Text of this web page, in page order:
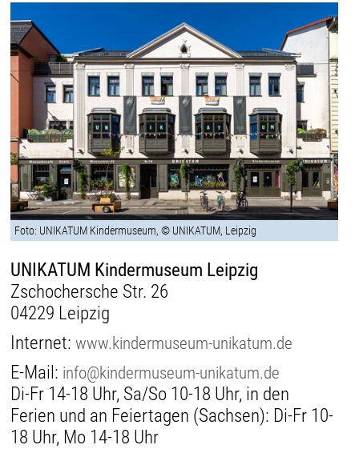
Foto: UNIKATUM Kindermuseum, © UNIKATUM, Leipzig
UNIKATUM Kindermuseum Leipzig
Zschochersche Str. 26
04229 Leipzig
Internet:www.kindermuseum-unikatum.de
E-Mail: info@kindermuseum-unikatum.de
Di-Fr 14-18 Uhr, Sa/So 10-18 Uhr, in den
Ferien und an Feiertagen (Sachsen): Di-Fr 10-
18 Uhr, Mo 14-18 Uhr